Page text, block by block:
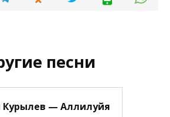
песни
Курылев — Аллилуйя